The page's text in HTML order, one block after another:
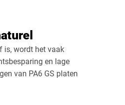
is, wordt het vaak
en lage
van PA6 GS platen